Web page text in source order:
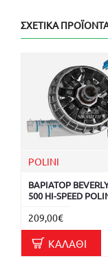
ΣΧΕΤΙΚΆ
POLINI
ΒΑΡΙΑΤΟΡ
500 HI-SPEED
209,00€
ΚΑΛΆΘΙ